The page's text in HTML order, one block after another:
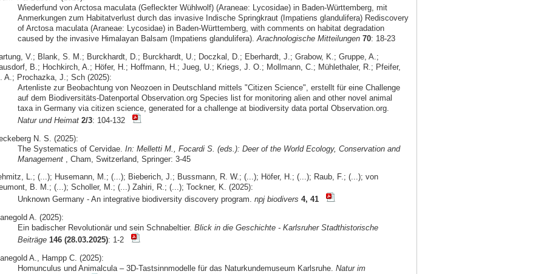
Wiederfund von Arctosa maculata (Gefleckter Wühlwolf) (Araneae: Lycosidae) in Baden-Württemberg, mit
Anmerkungen zum Habitatverlust durch das invasive Indische Springkraut (Impatiens glandulifera) Rediscovery
of Arctosa maculata (Araneae: Lycosidae) in Baden-Württemberg, with comments on habitat degradation
caused by the invasive Himalayan Balsam (Impatiens glandulifera).Arachnologische Mitteilungen 70: 18-23
V.; Blank, S. M.; Burckhardt, D.; Burckhardt, U.; Doczkal, D.; Eberhardt, J.; Grabow, K.; Gruppe, A.;
B.; Hochkirch, A.; Höfer, H.; Hoffmann, H.; Jueg, U.; Kriegs, J. O.; Mollmann, C.; Mühlethaler, R.; Pfeifer,
A.; Prochazka, J.; Sch (2025):
Artenliste zur Beobachtung von Neozoen in Deutschland mittels "Citizen Science", erstellt für eine Challenge
auf dem Biodiversitäts-Datenportal Observation.org Species list for monitoring alien and other novel animal
taxa in Germany via citizen science, generated for a challenge at biodiversity data portal Observation.org.
Natur und Heimat 2/3: 104-132
N. S. (2025):
The Systematics of Cervidae. In: Melletti M., Focardi S. (eds.): Deer of the World Ecology, Conservation and
Management, Cham, Switzerland, Springer: 3-45
L.; (...); Husemann, M.; (...); Bieberich, J.; Bussmann, R. W.; (...); Höfer, H.; (...); Raub, F.; (...); von
B. M.; (...); Scholler, M.; (...) Zahiri, R.; (...); Tockner, K. (2025):
Unknown Germany - An integrative biodiversity discovery program. npj biodivers 4, 41
A. (2025):
Ein badischer Revolutionär und sein Schnabeltier. Blick in die Geschichte - Karlsruher Stadthistorische
Beiträge 146 (28.03.2025): 1-2
A., Hampp C. (2025):
Homunculus und Animalcula – 3D-Tastsinnmodelle für das Naturkundemuseum Karlsruhe. Natur im